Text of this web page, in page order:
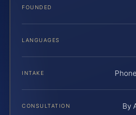
FOUNDED
LANGUAGES
INTAKE
CONSULTATION By